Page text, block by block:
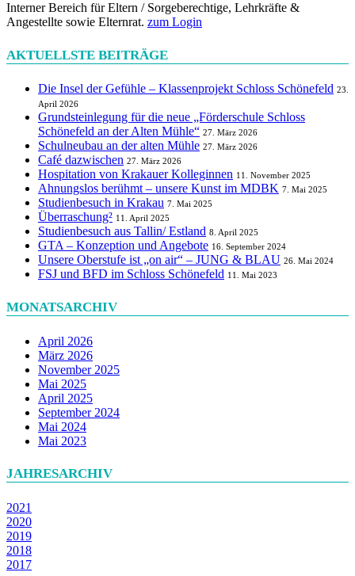
Interner Bereich für Eltern / Sorgeberechtige, Lehrkräfte &
Angestellte sowie Elternrat. zum Login
AKTUELLSTE BEITRÄGE
Die Insel der Gefühle – Klassenprojekt Schloss Schönefeld 23.
April 2026
Grundsteinlegung für die neue „Förderschule Schloss
Schönefeld an der Alten Mühle“ 27. März 2026
Schulneubau an der alten Mühle 27. März 2026
Café dazwischen 27. März 2026
Hospitation von Krakauer Kolleginnen 11. November 2025
Ahnungslos berühmt – unsere Kunst im MDBK 7. Mai 2025
Studienbesuch in Krakau 7. Mai 2025
Überraschung² 11. April 2025
Studienbesuch aus Tallin/ Estland 8. April 2025
GTA – Konzeption und Angebote 16. September 2024
Unsere Oberstufe ist „on air“ – JUNG & BLAU 26. Mai 2024
FSJ und BFD im Schloss Schönefeld 11. Mai 2023
MONATSARCHIV
April 2026
März 2026
November 2025
Mai 2025
April 2025
September 2024
Mai 2024
Mai 2023
JAHRESARCHIV
2021
2020
2019
2018
2017